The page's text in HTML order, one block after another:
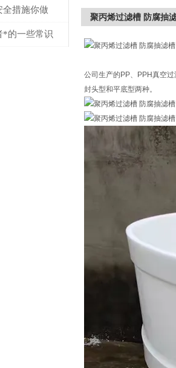
全措施你做
*的一些常识
聚丙烯过滤槽 防腐抽
公司生产的PP、PPH真空
封头型和平底型两种。